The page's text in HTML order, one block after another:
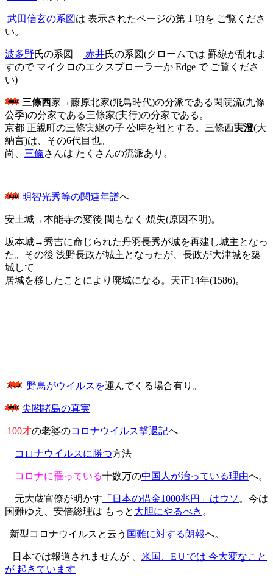
武田信玄の系図 は 表示されたページの第 1 項を ご覧くださ
い。
波多野氏の系図 赤井氏の系図(クロームでは 罫線が乱れま
すので マイクロのエクスプローラーか Edge で ご覧くださ
い)
三條西家→藤原北家(飛鳥時代)の分派である閑院流(九條
公季)の分家である三條家(実行)の分家である。
京都 正親町の三條実継の子 公時を祖とする。三條西実澄(大
納言)は、その6代目也。
尚、 三條さんは たくさんの流派あり。
明智光秀等の関連年譜へ
安土城→本能寺の変後 間もなく 焼失(原因不明)。
坂本城→秀吉に命じられた丹羽長秀が城を再建し城主となっ
た。その後 浅野長政が城主となったが、長政が大津城を築
城して
居城を移したことにより廃城になる。天正14年(1586)。
野鳥がウイルスを運んでくる場合有り。
尖閣諸島の真実
100才の老婆のコロナウイルス撃退記へ
コロナウイルスに勝つ方法
コロナに罹っている十数万の中国人が治っている理由へ。
元大蔵官僚が明かす 「日本の借金1000兆円」はウソ 。今は
国難ゆえ、安倍総理は もっと 大胆にやるべき 。
新型コロナウイルスと云う 国難に対する朗報へ。
日本では報道されませんが 、 米国、EＵでは 今大変なこと
が 起きています